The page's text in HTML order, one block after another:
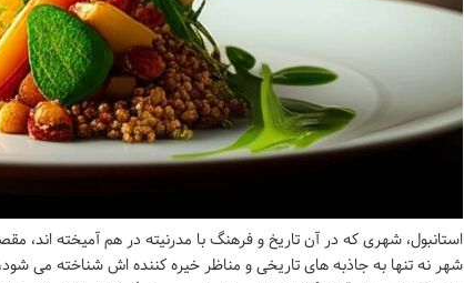
استانبول، شهری که در آن تاریخ و فرهنگ با مدرنیته در هم آمیخته
شهر نه تنها به جاذبه های تاریخی و مناظر خیره کننده اش شناخته می